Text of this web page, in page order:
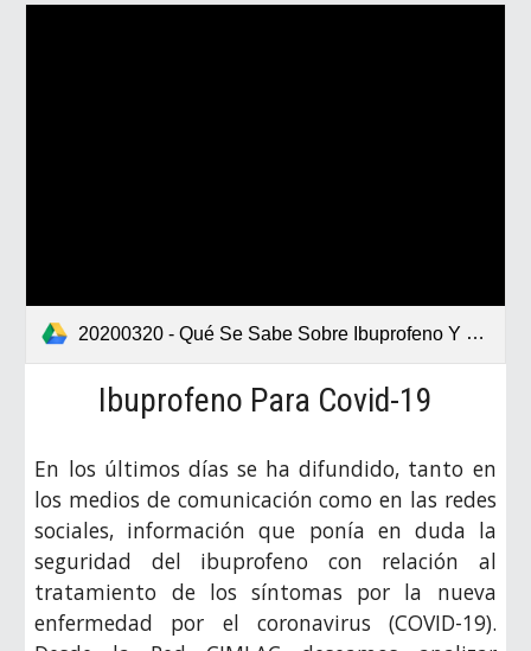
20200320 - Qué Se Sabe Sobre Ibuprofeno Y Otros AINEs.pdf
Ibuprofeno Para Covid-19
En los últimos días se ha difundido, tanto en
los medios de comunicación como en las redes
sociales, información que ponía en duda la
seguridad del ibuprofeno con relación al
tratamiento de los síntomas por la nueva
enfermedad por el coronavirus (COVID-19).